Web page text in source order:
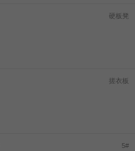
硬板凳
搓衣板
5#